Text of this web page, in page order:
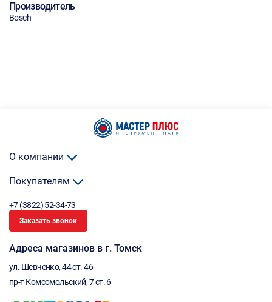
Производитель
Bosch
О компании
Покупателям
+7 (3822) 52-34-73
Заказать звонок
Адреса магазинов в г. Томск
ул. Шевченко, 44 ст. 46
пр-т Комсомольский, 7 ст. 6